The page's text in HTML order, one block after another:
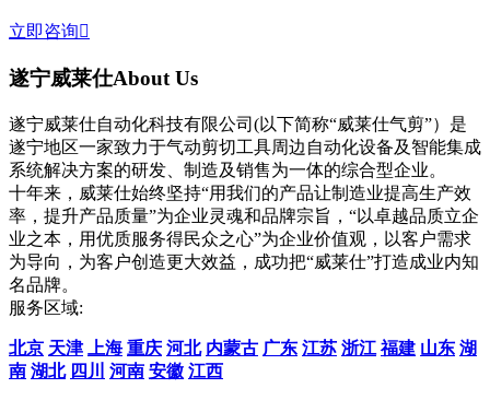
立即咨询
遂宁威莱仕About Us
遂宁威莱仕自动化科技有限公司(以下简称“威莱仕气剪”）是
遂宁地区一家致力于气动剪切工具周边自动化设备及智能集成
系统解决方案的研发、制造及销售为一体的综合型企业。
十年来，威莱仕始终坚持“用我们的产品让制造业提高生产效
率，提升产品质量”为企业灵魂和品牌宗旨，“以卓越品质立企
业之本，用优质服务得民众之心”为企业价值观，以客户需求
为导向，为客户创造更大效益，成功把“威莱仕”打造成业内知
名品牌。
服务区域:
北京 天津 上海 重庆 河北 内蒙古 广东 江苏 浙江 福建 山东 湖
南 湖北 四川 河南 安徽 江西